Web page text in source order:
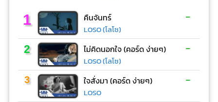
1 คืนจันทร์
LOSO (โลโซ)
-
2 ไม่คิดนอกใจ (คอร์ด ง่ายๆ)
LOSO (โลโซ)
-
3 ใจสั่งมา (คอร์ด ง่ายๆ)
LOSO
-